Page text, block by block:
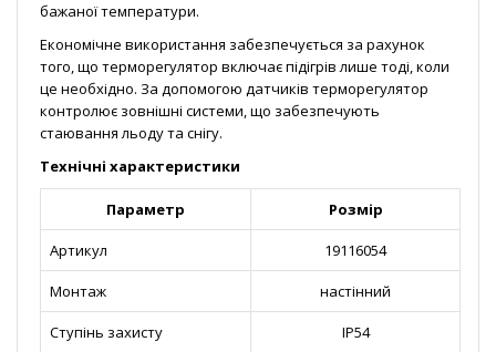
бажаної температури.
Економічне використання забезпечується за рахунок
того, що терморегулятор включає підігрів лише тоді, коли
це необхідно. За допомогою датчиків терморегулятор
контролює зовнішні системи, що забезпечують
стаювання льоду та снігу.
Технічні характеристики
Параметр Розмір
Артикул 19116054
Монтаж настінний
Ступінь захисту IP54